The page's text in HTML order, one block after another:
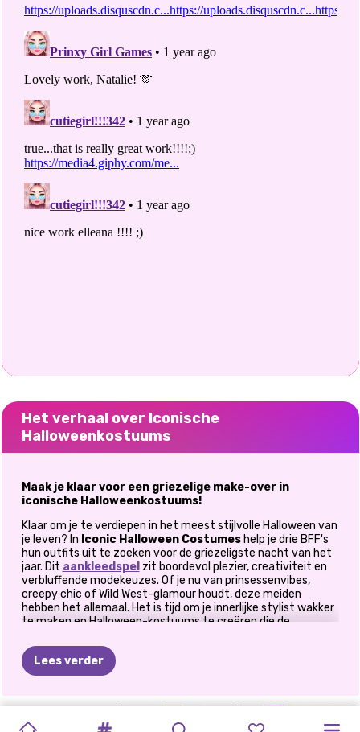
Het verhaal over Iconische
Halloweenkostuums
Maak je klaar voor een griezelige make-over in
iconische Halloweenkostuums!
Klaar om je te verdiepen in het meest stijlvolle Halloween van
je leven? In Iconic Halloween Costumeshelp je drie BFF's
hun outfits uit te zoeken voor de griezeligste nacht van het
jaar. Dit aankleedspel zit boordevol plezier, creativiteit en
verbluffende modekeuzes. Of je nu van prinsessenvibes,
creepy chic of Wild West-glamour houdt, deze meiden
hebben het allemaal. Het is tijd om je innerlijke stylist wakker
te maken en Halloween-kostuums te creëren die de
oproepen. Laten we griezelig, stijlvol en totaal iconisch
worden!
Lees verder
MAKE-
HALLOWEEN-
PUNKROCKFESTIVALPRINSESSEN MIJN